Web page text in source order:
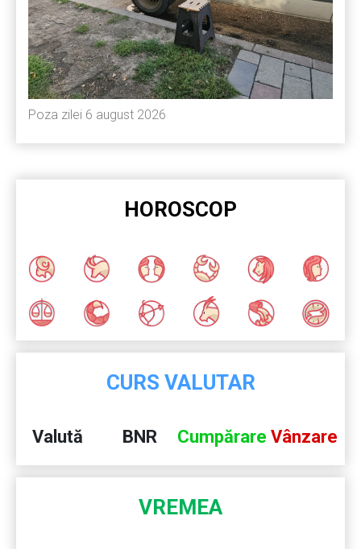
Poza zilei 6 august 2026
HOROSCOP
CURS VALUTAR
Valută BNR Cumpărare Vânzare
VREMEA